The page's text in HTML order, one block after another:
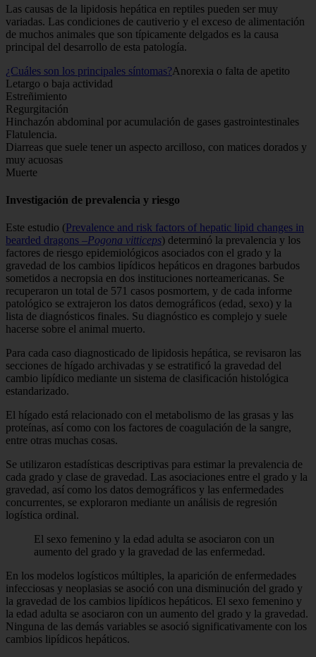
Las causas de la lipidosis hepática en reptiles pueden ser muy
variadas. Las condiciones de cautiverio y el exceso de alimentación
de muchos animales que son típicamente delgados es la causa
principal del desarrollo de esta patología.
¿Cuáles son los principales síntomas?Anorexia o falta de apetito
Letargo o baja actividad
Estreñimiento
Regurgitación
Hinchazón abdominal por acumulación de gases gastrointestinales
Flatulencia.
Diarreas que suele tener un aspecto arcilloso, con matices dorados y
muy acuosas
Muerte
Investigación de prevalencia y riesgo
Este estudio (Prevalence and risk factors of hepatic lipid changes in
bearded dragons –Pogona vitticeps) determinó la prevalencia y los
factores de riesgo epidemiológicos asociados con el grado y la
gravedad de los cambios lipídicos hepáticos en dragones barbudos
sometidos a necropsia en dos instituciones norteamericanas. Se
recuperaron un total de 571 casos posmortem, y de cada informe
patológico se extrajeron los datos demográficos (edad, sexo) y la
lista de diagnósticos finales. Su diagnóstico es complejo y suele
hacerse sobre el animal muerto.
Para cada caso diagnosticado de lipidosis hepática, se revisaron las
secciones de hígado archivadas y se estratificó la gravedad del
cambio lipídico mediante un sistema de clasificación histológica
estandarizado.
El hígado está relacionado con el metabolismo de las grasas y las
proteínas, así como con los factores de coagulación de la sangre,
entre otras muchas cosas.
Se utilizaron estadísticas descriptivas para estimar la prevalencia de
cada grado y clase de gravedad. Las asociaciones entre el grado y la
gravedad, así como los datos demográficos y las enfermedades
concurrentes, se exploraron mediante un análisis de regresión
logística ordinal.
El sexo femenino y la edad adulta se asociaron con un
aumento del grado y la gravedad de las enfermedad.
En los modelos logísticos múltiples, la aparición de enfermedades
infecciosas y neoplasias se asoció con una disminución del grado y
la gravedad de los cambios lipídicos hepáticos. El sexo femenino y
la edad adulta se asociaron con un aumento del grado y la gravedad.
Ninguna de las demás variables se asoció significativamente con los
cambios lipídicos hepáticos.